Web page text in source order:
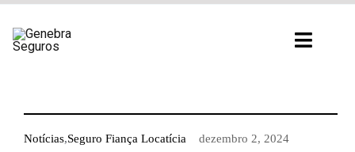
para
Notícias,Seguro Fiança Locatícia dezembro 2, 2024